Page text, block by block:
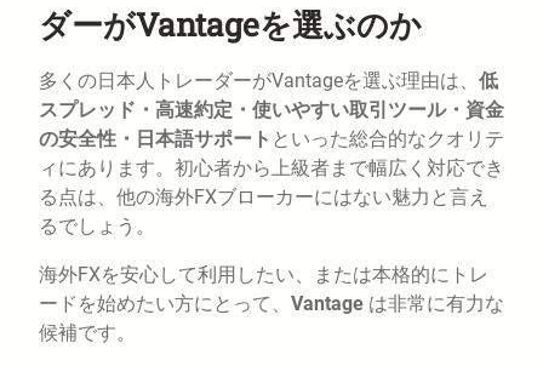
ダーがVantageを選ぶのか
多くの日本人トレーダーがVantageを選ぶ理由は、 低
スプレッド・高速約定・使いやすい取引ツール・資金
の安全性・日本語サポート といった総合的なクオリテ
ィにあります。初心者から上級者まで幅広く対応でき
る点は、他の海外FXブローカーにはない魅力と言え
るでしょう。
海外FXを安心して利用したい、または本格的にトレ
ードを始めたい方にとって、 Vantage は非常に有力な
候補です。